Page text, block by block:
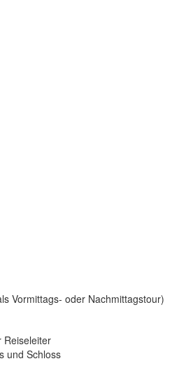
Vormittags- oder Nachmittagstour)
Reiseleiter
und Schloss